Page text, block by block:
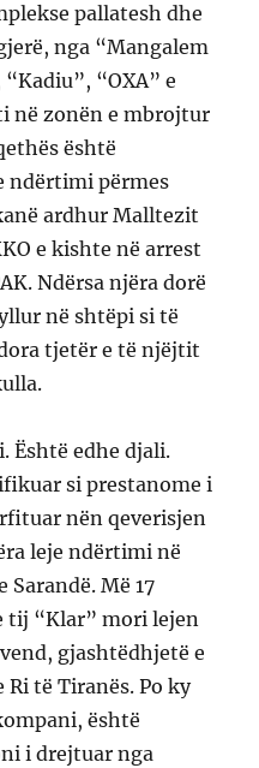
pallatesh dhe
nga “Mangalem
“OXA” e
në zonën e mbrojtur
është
ndërtimi përmes
ardhur Malltezit
e kishte në arrest
Ndërsa njëra dorë
në shtëpi si të
tjetër e të njëjtit
Është edhe djali.
si prestanome i
nën qeverisjen
leje ndërtimi në
Më 17
tij “Klar” mori lejen
gjashtëdhjetë e
Ri të Tiranës. Po ky
është
i drejtuar nga